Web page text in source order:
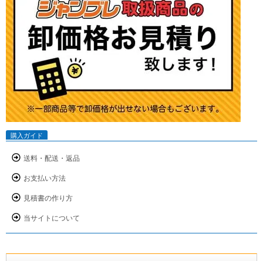
購入ガイド
送料・配送・返品
お支払い方法
見積書の作り方
当サイトについて